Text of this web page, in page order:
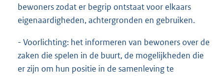
bewoners zodat er begrip ontstaat voor elkaars
eigenaardigheden, achtergronden en gebruiken.
- Voorlichting: het informeren van bewoners over de
zaken die spelen in de buurt, de mogelijkheden die
er zijn om hun positie in de samenleving te